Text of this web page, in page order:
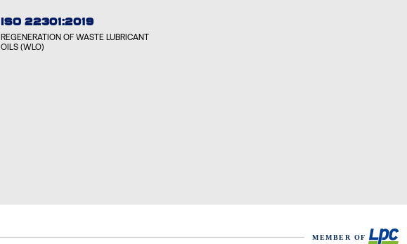
ISO 22301:2019
REGENERATION OF WASTE LUBRICANT
OILS (WLO)